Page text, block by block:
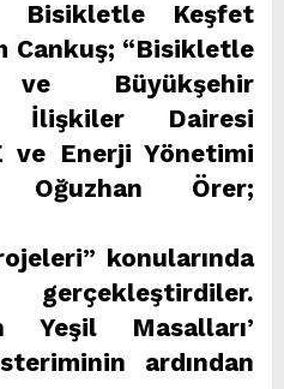
Bisikletle Keşfet
Cankuş; “Bisikletle
ve Büyükşehir
İlişkiler Dairesi
ve Enerji Yönetimi
Örer;
konularında
Yeşil Masalları’
ardından